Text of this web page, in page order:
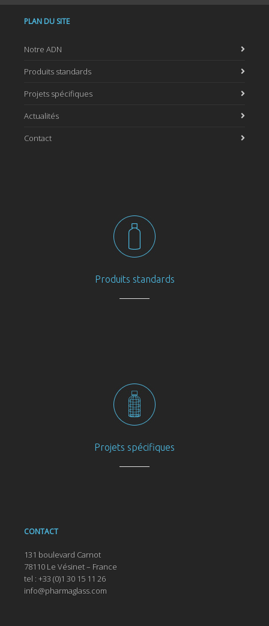
PLAN DU SITE
Notre ADN
Produits standards
Projets spécifiques
Actualités
Contact
Produits standards
Projets spécifiques
CONTACT
131 boulevard Carnot
78110 Le Vésinet – France
tel : +33 (0)1 30 15 11 26
info@pharmaglass.com